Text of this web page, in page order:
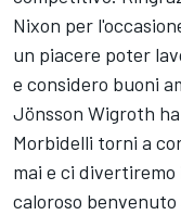
Nixon per
un piacere poter
e considero buoni
Jönsson Wigroth
Morbidelli torni a
mai e ci
caloroso benvenuto